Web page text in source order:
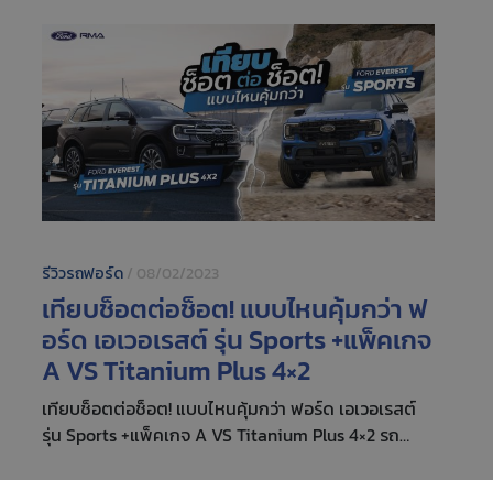
รีวิวรถฟอร์ด/ 08/02/2023
เทียบช็อตต่อช็อต! แบบไหนคุ้มกว่า ฟ
อร์ด เอเวอเรสต์ รุ่น Sports +แพ็คเกจ
A VS Titanium Plus 4×2
เทียบช็อตต่อช็อต! แบบไหนคุ้มกว่า ฟอร์ด เอเวอเรสต์
รุ่น Sports +แพ็คเกจ A VS Titanium Plus 4×2 รถ